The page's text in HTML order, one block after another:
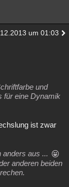
um 01:03
und
für eine Dynamik
ist zwar
anders aus ...
anderen beiden